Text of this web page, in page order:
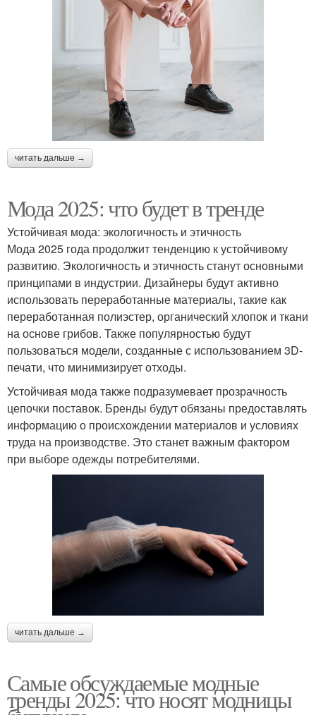
читать дальше →
Мода 2025: что будет в тренде
Устойчивая мода: экологичность и этичность
Мода 2025 года продолжит тенденцию к устойчивому
развитию. Экологичность и этичность станут основными
принципами в индустрии. Дизайнеры будут активно
использовать переработанные материалы, такие как
переработанная полиэстер, органический хлопок и ткани
на основе грибов. Также популярностью будут
пользоваться модели, созданные с использованием 3D-
печати, что минимизирует отходы.
Устойчивая мода также подразумевает прозрачность
цепочки поставок. Бренды будут обязаны предоставлять
информацию о происхождении материалов и условиях
труда на производстве. Это станет важным фактором
при выборе одежды потребителями.
читать дальше →
Самые обсуждаемые модные
тренды 2025: что носят модницы